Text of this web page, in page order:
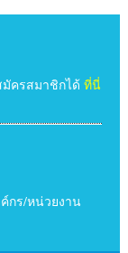
ครสมาชิกได้ ที่นี่
กร/หน่วยงาน